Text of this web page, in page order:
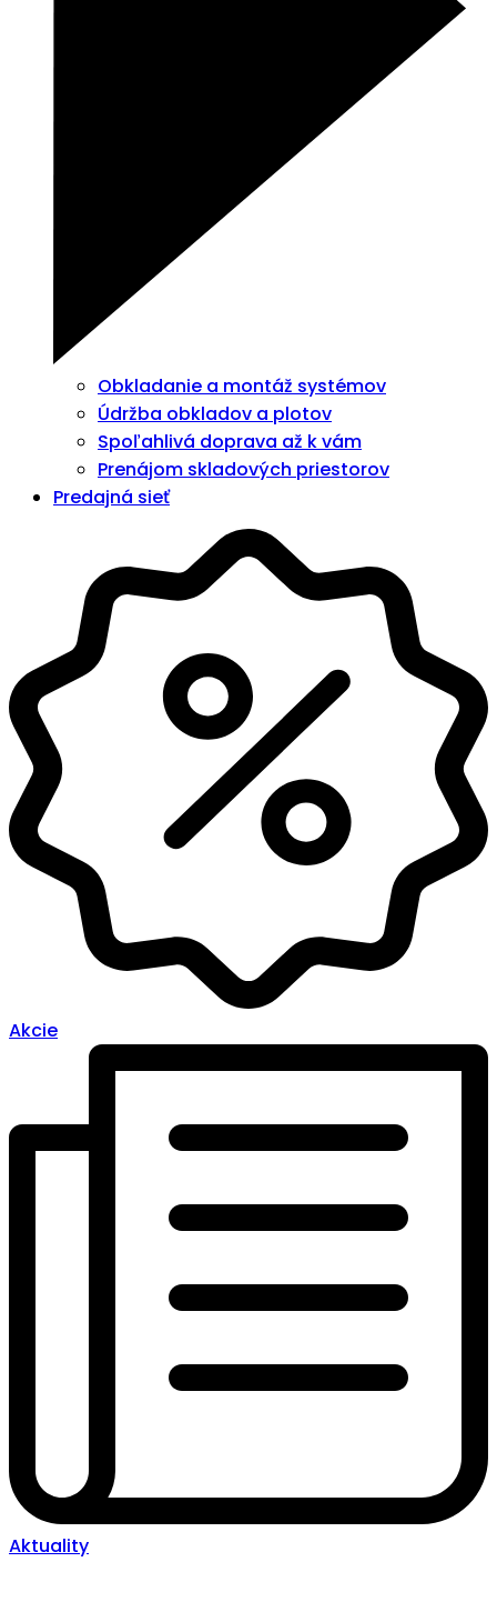
Obkladanie a montáž systémov
Údržba obkladov a plotov
Spoľahlivá doprava až k vám
Prenájom skladových priestorov
Predajná sieť
Akcie
Aktuality